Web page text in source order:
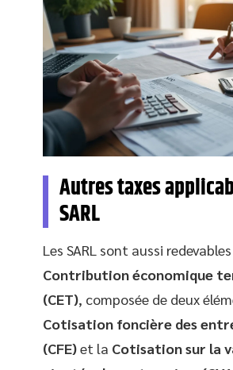
Autres taxes
SARL
Les SARL sont aussi
Contribution économique
(CET), composée de deux
Cotisation foncière des
(CFE)et la Cotisation sur la